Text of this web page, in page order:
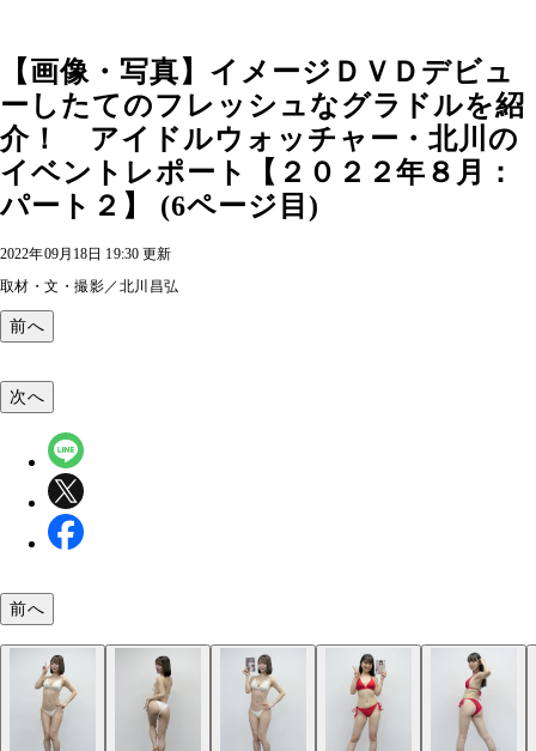
【画像・写真】イメージＤＶＤデビュ
ーしたてのフレッシュなグラドルを紹
介！ アイドルウォッチャー・北川の
イベントレポート【２０２２年８月：
パート２】 (6ページ目)
2022年09月18日 19:30 更新
取材・文・撮影／北川昌弘
前へ
次へ
前へ